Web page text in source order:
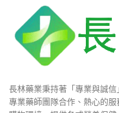
長林藥業秉持著「專業與誠
專業藥師團隊合作、熱心的